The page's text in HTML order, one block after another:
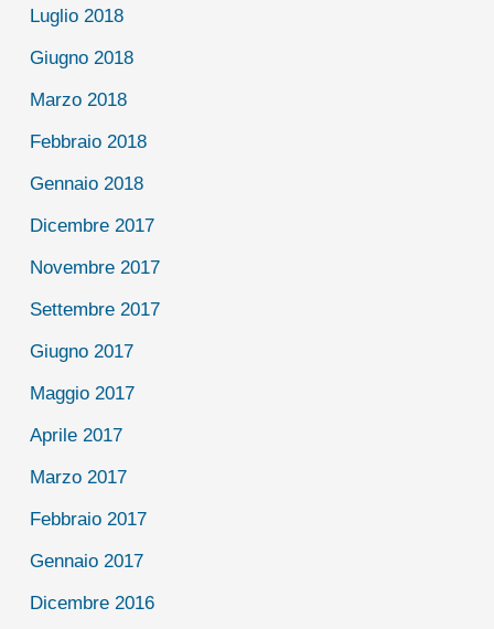
Luglio 2018
Giugno 2018
Marzo 2018
Febbraio 2018
Gennaio 2018
Dicembre 2017
Novembre 2017
Settembre 2017
Giugno 2017
Maggio 2017
Aprile 2017
Marzo 2017
Febbraio 2017
Gennaio 2017
Dicembre 2016